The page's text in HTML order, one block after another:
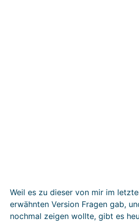
Weil es zu dieser von mir im
erwähnten Version Fragen gab,
nochmal zeigen wollte, gibt es